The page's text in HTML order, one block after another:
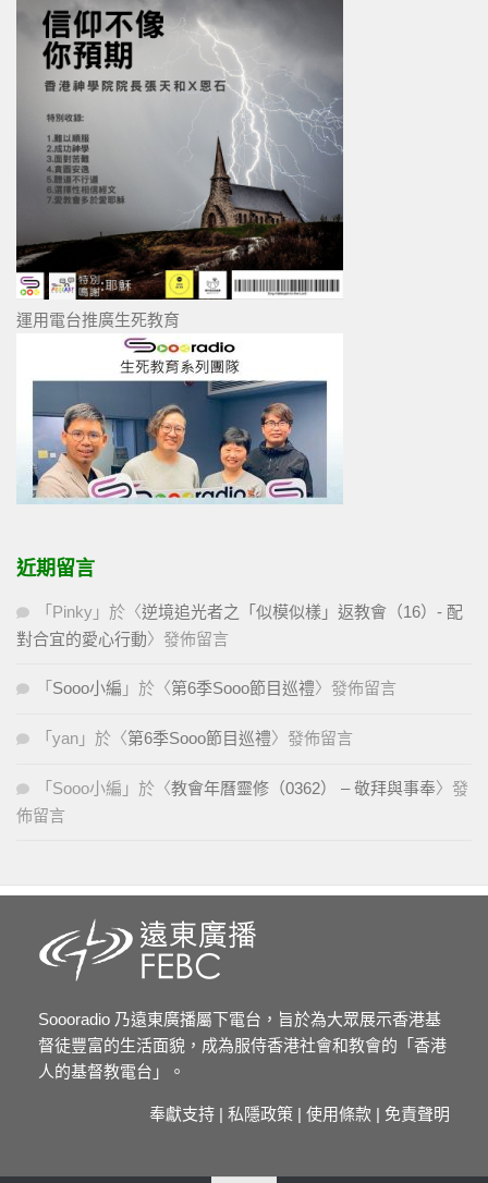
運用電台推廣生死教育
近期留言
「 Pinky 」於〈逆境追光者之「似模似樣」返教會（16）- 配
對合宜的愛心行動〉發佈留言
「 Sooo小編 」於〈第6季Sooo節目巡禮〉發佈留言
「 yan 」於〈第6季Sooo節目巡禮〉發佈留言
「 Sooo小編 」於〈教會年曆靈修（0362） – 敬拜與事奉〉發
佈留言
Soooradio 乃遠東廣播屬下電台，旨於為大眾展示香港基
督徒豐富的生活面貌，成為服侍香港社會和教會的「香港
人的基督教電台」。
奉獻支持 | 私隱政策 | 使用條款 | 免責聲明